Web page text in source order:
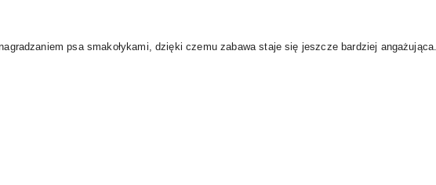
psa smakołykami, dzięki czemu zabawa staje się jeszcze bardziej angażująca.